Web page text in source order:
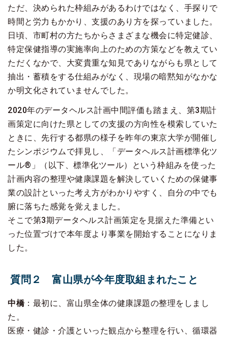
ただ、決められた枠組みがあるわけではなく、手探りで
時間と労力もかかり、支援のあり方を探っていました。
日頃、市町村の方たちからさまざまな機会に特定健診、
特定保健指導の実施率向上のための方策などを教えてい
ただくなかで、大変貴重な知見でありながらも県として
抽出・蓄積をする仕組みがなく、現場の暗黙知がなかな
か明文化されていませんでした。
2020年のデータヘルス計画中間評価も踏まえ、第3期計
画策定に向けた県としての支援の方向性を模索していた
ときに、先行する都県の様子を昨年の東京大学が開催し
たシンポジウムで拝見し、「データヘルス計画標準化ツ
ール®」（以下、標準化ツール）という枠組みを使った
計画内容の整理や健康課題を解決していくための保健事
業の設計といった考え方がわかりやすく、自分の中でも
腑に落ちた感覚を覚えました。
そこで第3期データヘルス計画策定を見据えた準備とい
った位置づけで本年度より事業を開始することになりま
した。
質問２ 富山県が今年度取組まれたこと
中橋：最初に、富山県全体の健康課題の整理をしまし
た。
医療・健診・介護といった観点から整理を行い、循環器